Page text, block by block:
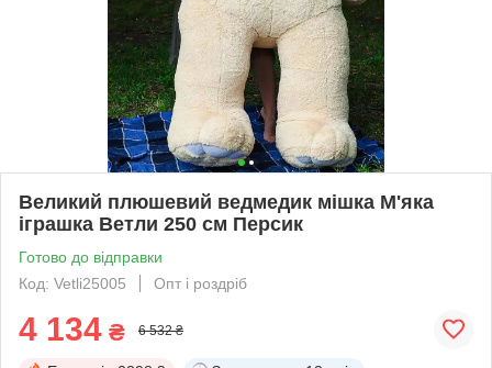
Великий плюшевий ведмедик мішка М'яка
іграшка Ветли 250 см Персик
Готово до відправки
Код: Vetli25005
Опт і роздріб
4 134 ₴ 6 532 ₴